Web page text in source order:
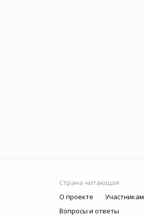
Страна читающая
О проекте
Участникам
Вопросы и ответы